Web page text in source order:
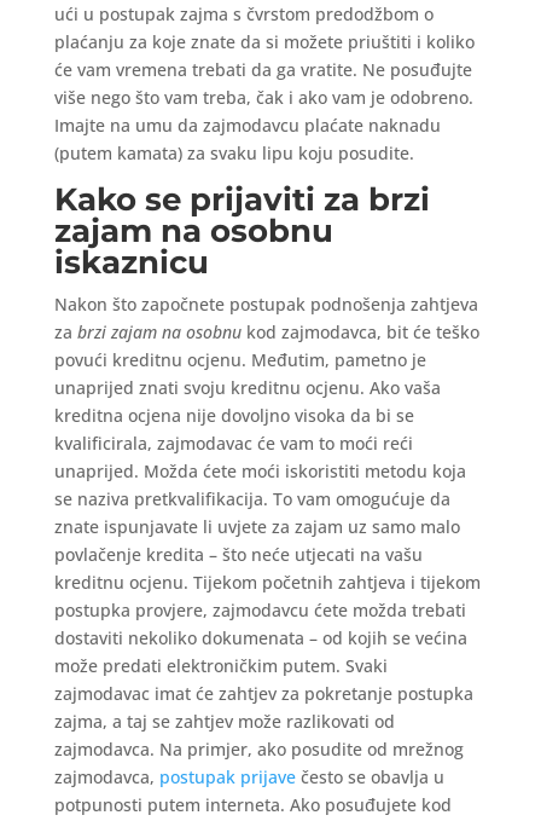
ući u postupak zajma s čvrstom predodžbom o
plaćanju za koje znate da si možete priuštiti i koliko
će vam vremena trebati da ga vratite. Ne posuđujte
više nego što vam treba, čak i ako vam je odobreno.
Imajte na umu da zajmodavcu plaćate naknadu
(putem kamata) za svaku lipu koju posudite.
Kako se prijaviti za brzi
zajam na osobnu
iskaznicu
Nakon što započnete postupak podnošenja zahtjeva
za brzi zajam na osobnukod zajmodavca, bit će teško
povući kreditnu ocjenu. Međutim, pametno je
unaprijed znati svoju kreditnu ocjenu. Ako vaša
kreditna ocjena nije dovoljno visoka da bi se
kvalificirala, zajmodavac će vam to moći reći
unaprijed. Možda ćete moći iskoristiti metodu koja
se naziva pretkvalifikacija. To vam omogućuje da
znate ispunjavate li uvjete za zajam uz samo malo
povlačenje kredita – što neće utjecati na vašu
kreditnu ocjenu. Tijekom početnih zahtjeva i tijekom
postupka provjere, zajmodavcu ćete možda trebati
dostaviti nekoliko dokumenata – od kojih se većina
može predati elektroničkim putem. Svaki
zajmodavac imat će zahtjev za pokretanje postupka
zajma, a taj se zahtjev može razlikovati od
zajmodavca. Na primjer, ako posudite od mrežnog
zajmodavca, postupak prijavečesto se obavlja u
potpunosti putem interneta. Ako posuđujete kod